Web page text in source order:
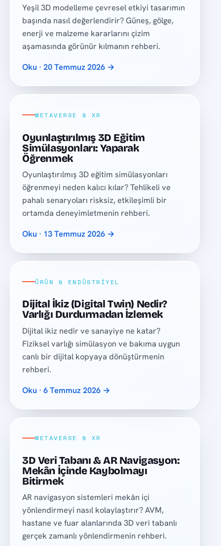
Yeşil 3D modelleme çevresel etkiyi tasarımın
başında nasıl değerlendirir? Güneş, gölge,
enerji ve malzeme kararlarını çizim
aşamasında görünür kılmanın rehberi.
Oku · 20 Temmuz 2026 →
METAVERSE & XR
Oyunlaştırılmış 3D Eğitim
Simülasyonları: Yaparak
Öğrenmek
Oyunlaştırılmış 3D eğitim simülasyonları
öğrenmeyi neden kalıcı kılar? Tehlikeli ve
pahalı senaryoları risksiz, etkileşimli bir
ortamda deneyimletmenin rehberi.
Oku · 13 Temmuz 2026 →
ÜRÜN & ENDÜSTRIYEL
Dijital İkiz (Digital Twin) Nedir?
Varlığı Durdurmadan İzlemek
Dijital ikiz nedir ve sanayiye ne katar?
Fiziksel varlığı simülasyon ve bakıma uygun
canlı bir dijital kopyaya dönüştürmenin
rehberi.
Oku · 6 Temmuz 2026 →
METAVERSE & XR
3D Veri Tabanı & AR Navigasyon:
Mekân İçinde Kaybolmayı
Bitirmek
AR navigasyon sistemleri mekân içi
yönlendirmeyi nasıl kolaylaştırır? AVM,
hastane ve fuar alanlarında 3D veri tabanlı
gerçek zamanlı yönlendirmenin rehberi.